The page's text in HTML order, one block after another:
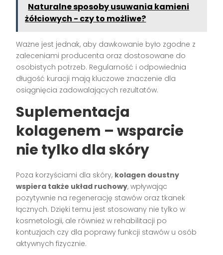
Naturalne sposoby usuwania kamieni
żółciowych - czy to możliwe?
Ważne jest jednak, aby dawkowanie było zgodne z
zaleceniami producenta oraz dostosowane do
osobistych potrzeb. Regularność i odpowiednia
długość kuracji mają kluczowe znaczenie dla
osiągnięcia zadowalających rezultatów.
Suplementacja
kolagenem – wsparcie
nie tylko dla skóry
Poza korzyściami dla skóry, kolagen doustny
wspiera także układ ruchowy, wpływając
pozytywnie na regenerację stawów oraz tkanek
łącznych. Dzięki temu jest stosowany nie tylko w
kosmetologii, ale również w rehabilitacji po
kontuzjach czy dla poprawy funkcji stawów u osób
aktywnych fizycznie.